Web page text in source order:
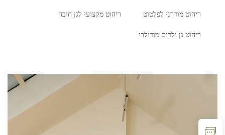
ריהוט מודרני לפלטוט ריהוט מקצועי לגן חובה
ריהוט גן ילדים מודולרי